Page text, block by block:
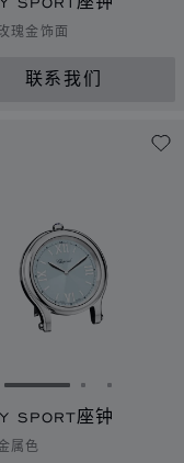
瑰金饰面
联系我们
转到幻灯片 1转到幻灯
转到幻
SPORT座钟
属色